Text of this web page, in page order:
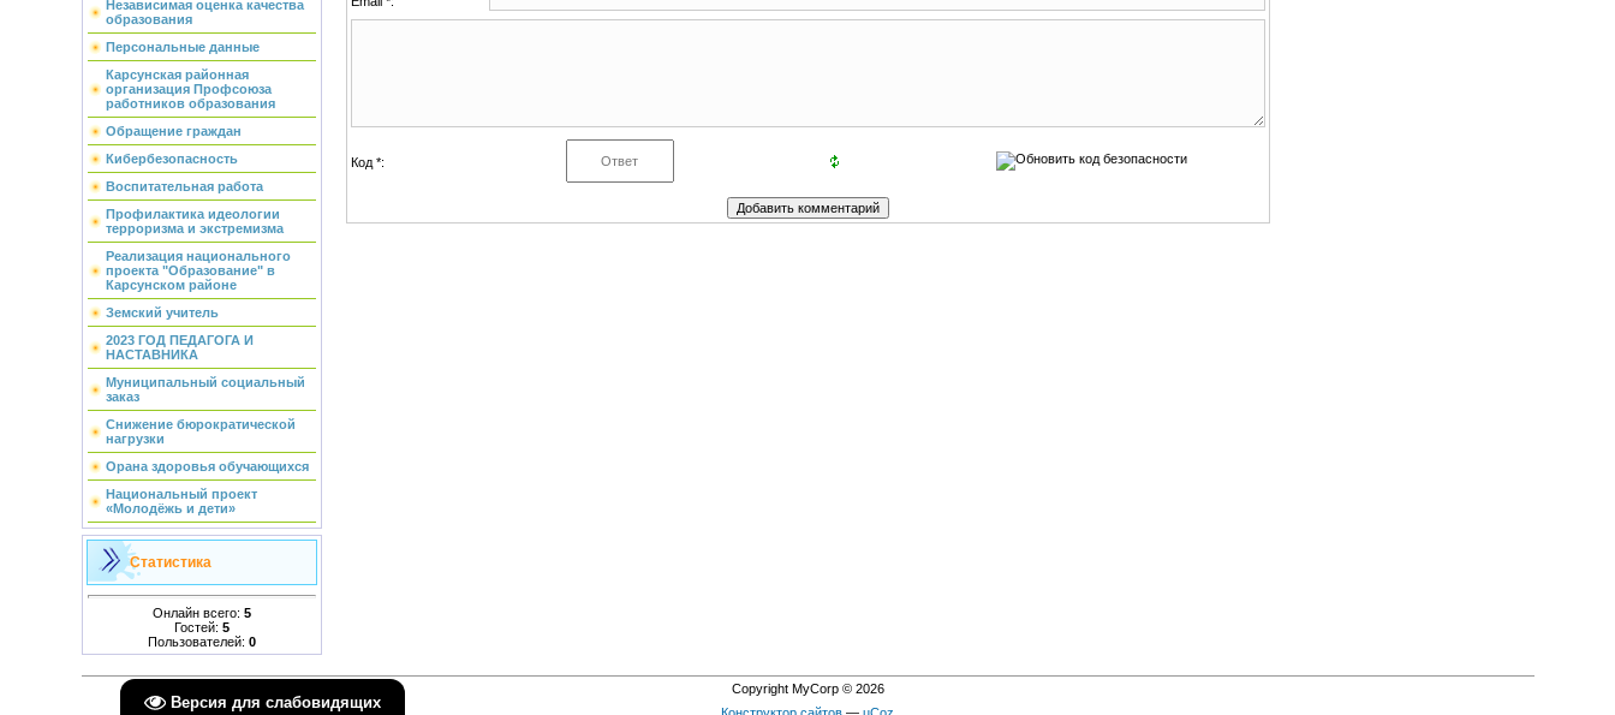
Версия для слабовидящих
Независимая оценка качества
образования
Персональные данные
Карсунская районная
организация Профсоюза
работников образования
Обращение граждан
Кибербезопасность
Воспитательная работа
Профилактика идеологии
терроризма и экстремизма
Реализация национального
проекта "Образование" в
Карсунском районе
Земский учитель
2023 ГОД ПЕДАГОГА И
НАСТАВНИКА
Муниципальный социальный
заказ
Снижение бюрократической
нагрузки
Орана здоровья обучающихся
Национальный проект
«Молодёжь и дети»
Статистика
Онлайн всего: 5
Гостей: 5
Пользователей: 0
Код *:
Copyright MyCorp © 2026